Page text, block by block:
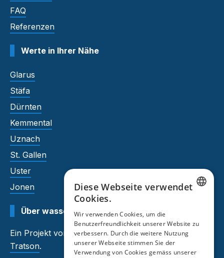
FAQ
Referenzen
Werte in Ihrer Nähe
Glarus
Stäfa
Dürnten
Kemmental
Uznach
St. Gallen
Uster
Jonen
Über wasserhaerte.tratson.ch
Ein Projekt von Auftragsmeisterund
Tratson.
FRENCH
Diese Webseite verwendet
Cookies.
Wir verwenden Cookies, um die
Benutzerfreundlichkeit unserer Website zu
verbessern. Durch die weitere Nutzung
unserer Webseite stimmen Sie der
Verwendung von Cookies gemäss unserer